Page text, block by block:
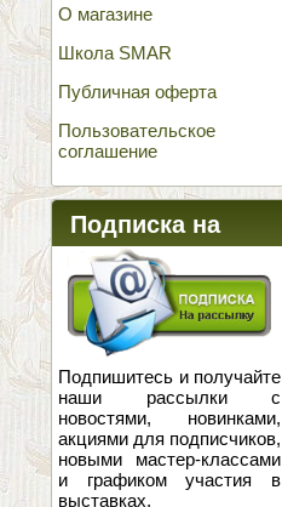
О магазине
Школа SMAR
Публичная оферта
Пользовательское
соглашение
Подписка на
новости
Подпишитесь и получайте
наши рассылки с
новостями, новинками,
акциями для подписчиков,
новыми мастер-классами
и графиком участия в
выставках.